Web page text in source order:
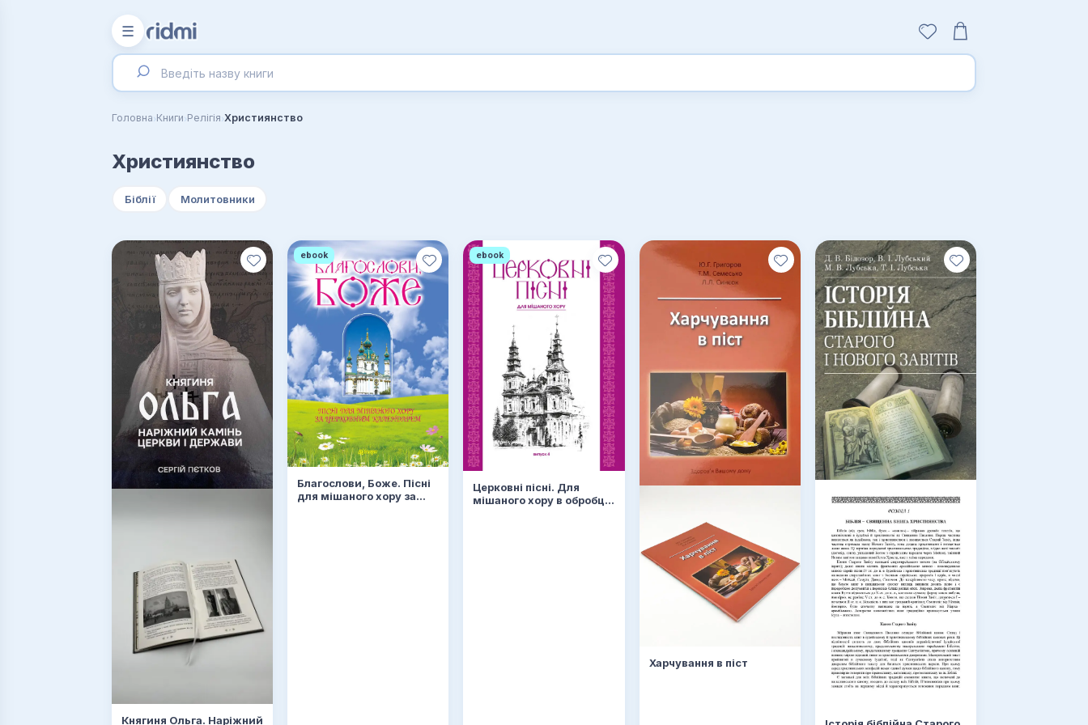
☰
Головна›Книги›Релігія›Християнство
Християнство
Біблії Молитовники
Княгиня Ольга. Наріжний
ebook
Благослови, Боже. Пісні
для мішаного хору за
ebook
Церковні пісні. Для
мішаного хору в обробці
Харчування в піст